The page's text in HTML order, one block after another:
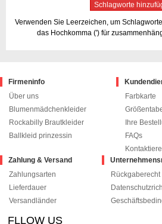
Schlagworte
Verwenden Sie Leerzeichen, um
das Hochkomma (') für
Firmeninfo
Über uns
Blumenmädchenkleider
Rockabilly Brautkleider
Ballkleid prinzessin
Farbkarte
Ihre
FAQs
Zahlung & Versand
Zahlungsarten
Lieferdauer
Versandländer
Rückgaberecht
FLLOW US